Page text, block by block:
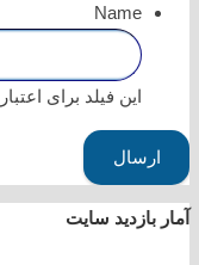
Name
این فیلد برای
آمار بازدید سایت